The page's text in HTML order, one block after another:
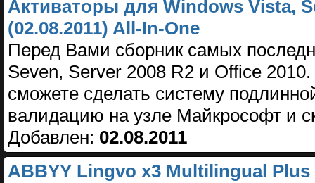
Активаторы для Windows Vista,
(02.08.2011) All-In-One
Перед Вами сборник самых
Seven, Server 2008 R2 и Office
сможете сделать систему
валидацию на узле Майкрософт и
Добавлен: 02.08.2011
ABBYY Lingvo х3 Multilingual Plus